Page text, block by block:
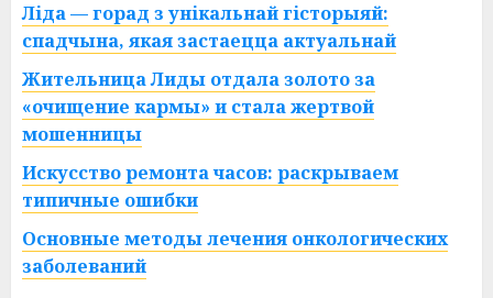
Ліда — горад з унікальнай гісторыяй:
спадчына, якая застаецца актуальнай
Жительница Лиды отдала золото за
«очищение кармы» и стала жертвой
мошенницы
Искусство ремонта часов: раскрываем
типичные ошибки
Основные методы лечения онкологических
заболеваний